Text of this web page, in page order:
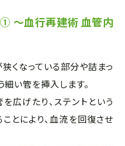
① ～血行再建術 血管内
くなっている部分や詰まっ
い管を挿入します。
広げたり、ステントという
とにより、血流を回復させ